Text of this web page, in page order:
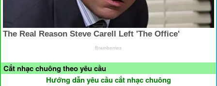
Cắt nhạc chuông theo yêu cầu
Hướng dẫn yêu cầu cắt nhạc chuông